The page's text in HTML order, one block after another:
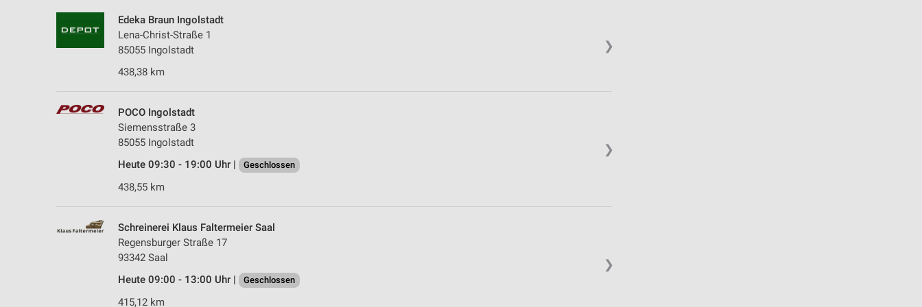
❯
Edeka Braun Ingolstadt
Lena-Christ-Straße 1
85055 Ingolstadt
438,38 km
❯
POCO Ingolstadt
Siemensstraße 3
85055 Ingolstadt
Heute 09:30 - 19:00 Uhr |
Geschlossen
438,55 km
❯
Schreinerei Klaus Faltermeier Saal
Regensburger Straße 17
93342 Saal
Heute 09:00 - 13:00 Uhr |
Geschlossen
415,12 km